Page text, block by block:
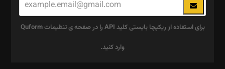
برای استفاده از ریکپچا بایستی کلید API را در صفحه ی تنظیمات Quform
وارد کنید.